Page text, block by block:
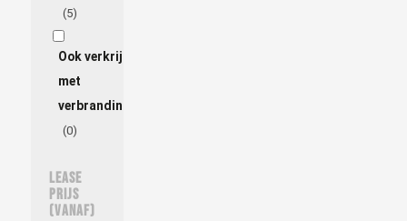
(5)
Ook verkrijgbaar
met
verbrandingsmotor
(0)
Lease
prijs
(vanaf)